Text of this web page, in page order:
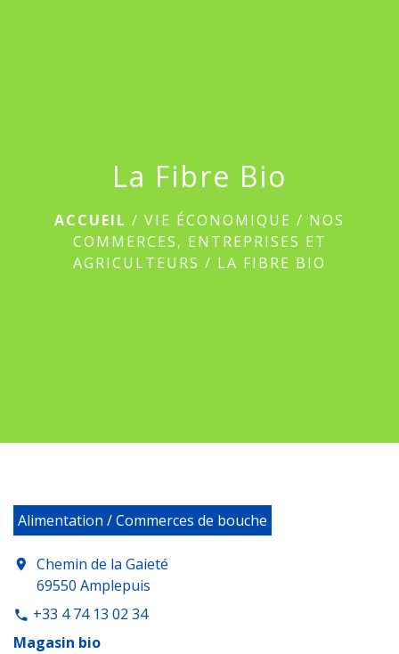
La Fibre Bio
ACCUEIL / VIE ÉCONOMIQUE / NOS
COMMERCES, ENTREPRISES ET
AGRICULTEURS / LA FIBRE BIO
Alimentation / Commerces de bouche
location_on
Chemin de la Gaieté
69550 Amplepuis
phone +33 4 74 13 02 34
Magasin bio